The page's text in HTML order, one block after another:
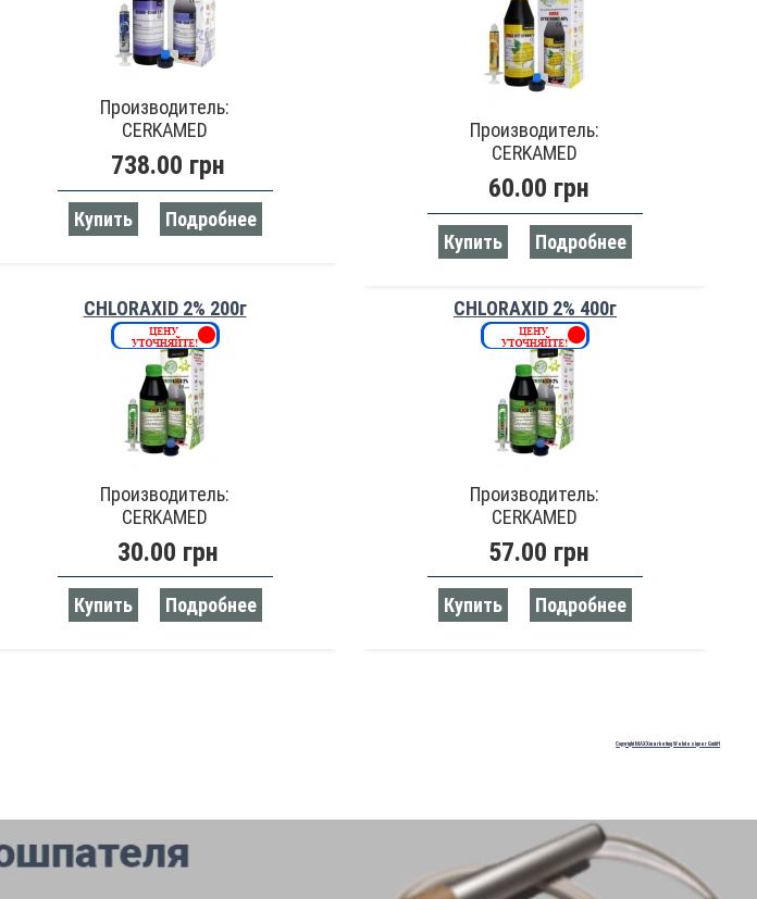
Производитель:
CERKAMED
738.00 грн
Купить Подробнее
Производитель:
CERKAMED
60.00 грн
Купить Подробнее
CHLORAXID 2% 200г
Производитель:
CERKAMED
30.00 грн
Купить Подробнее
CHLORAXID 2% 400г
Производитель:
CERKAMED
57.00 грн
Купить Подробнее
Copyright MAXXmarketing Webdesigner GmbH